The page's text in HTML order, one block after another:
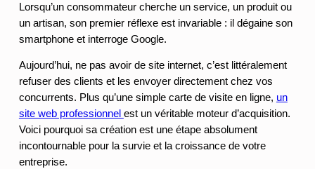
Lorsqu’un consommateur cherche un service, un produit ou
un artisan, son premier réflexe est invariable : il dégaine son
smartphone et interroge Google.
Aujourd’hui, ne pas avoir de site internet, c’est littéralement
refuser des clients et les envoyer directement chez vos
concurrents. Plus qu’une simple carte de visite en ligne, un
site web professionnel est un véritable moteur d’acquisition.
Voici pourquoi sa création est une étape absolument
incontournable pour la survie et la croissance de votre
entreprise.